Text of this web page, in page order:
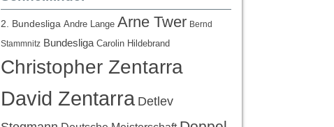
2. Bundesliga Andre Lange Arne Twer Bernd
Stammnitz Bundesliga Carolin Hildebrand
Christopher Zentarra
David Zentarra Detlev